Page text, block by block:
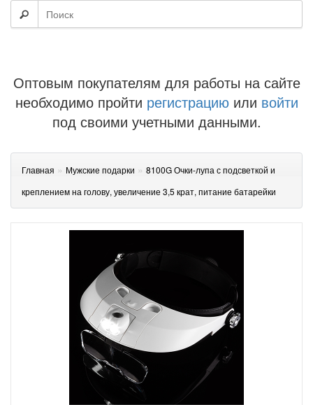
Оптовым покупателям для работы на сайте
необходимо пройти регистрациюили войти
под своими учетными данными.
Главная » Мужские подарки » 8100G Очки-лупа с подсветкой и
креплением на голову, увеличение 3,5 крат, питание батарейки